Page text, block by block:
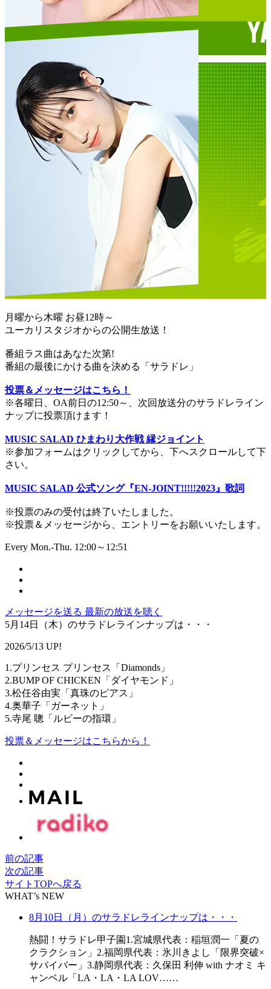
月曜から木曜 お昼12時～
ユーカリスタジオからの公開生放送！
番組ラス曲はあなた次第!
番組の最後にかける曲を決める「サラドレ」
投票＆メッセージはこちら！
※各曜日、OA前日の12:50～、次回放送分のサラドレライン
ナップに投票頂けます！
MUSIC SALAD ひまわり大作戦 縁ジョイント
※参加フォームはクリックしてから、下へスクロールして下
さい。
MUSIC SALAD 公式ソング『EN-JOINT!!!!!2023』歌詞
※投票のみの受付は終了いたしました。
※投票＆メッセージから、エントリーをお願いいたします。
Every Mon.-Thu. 12:00～12:51
メッセージを送る 最新の放送を聴く
5月14日（木）のサラドレラインナップは・・・
2026/5/13 UP!
1.プリンセス プリンセス「Diamonds」
2.BUMP OF CHICKEN「ダイヤモンド」
3.松任谷由実「真珠のピアス」
4.奥華子「ガーネット」
5.寺尾 聰「ルビーの指環」
投票＆メッセージはこちらから！
前の記事
次の記事
サイトTOPへ戻る
WHAT’s NEW
8月10日（月）のサラドレラインナップは・・・
熱闘！サラドレ甲子園1.宮城県代表：稲垣潤一「夏の
クラクション」2.福岡県代表：氷川きよし「限界突破×
サバイバー」3.静岡県代表：久保田 利伸 with ナオミ キ
ャンベル「LA・LA・LA LOV……